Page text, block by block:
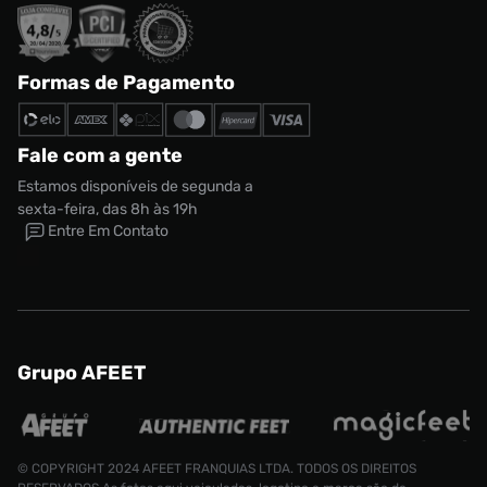
Formas de Pagamento
Fale com a gente
Estamos disponíveis de segunda a
sexta-feira, das 8h às 19h
Entre Em Contato
Grupo AFEET
© COPYRIGHT 2024 AFEET FRANQUIAS LTDA. TODOS OS DIREITOS